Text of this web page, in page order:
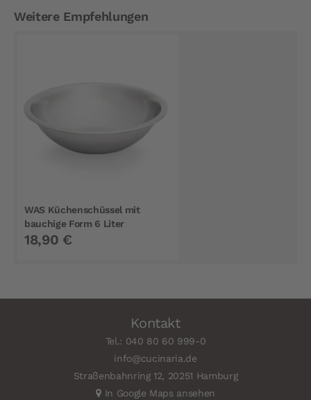
Weitere Empfehlungen
WAS Küchenschüssel mit
bauchige Form 6 Liter
18,90 €
Kontakt
Tel.: 040 80 60 999-0
info@cucinaria.de
Straßenbahnring 12, 20251 Hamburg
In Google Maps ansehen